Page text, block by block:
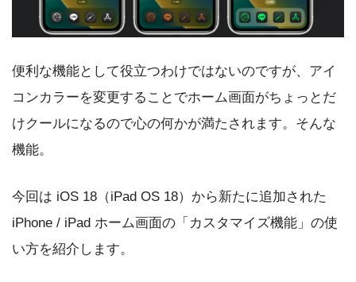
便利な機能として役立つわけではないのですが、アイ
コンカラーを変更することでホーム画面がちょっとだ
けクールになるので心の何かが満たされます。そんな
機能。
今回は iOS 18（iPad OS 18）から新たに追加された
iPhone / iPad ホーム画面の「カスタマイズ機能」の使
い方を紹介します。